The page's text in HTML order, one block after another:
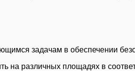
задачам в обеспечении
на различных площадях в